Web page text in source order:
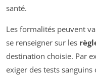
santé.
Les formalités peuvent
se renseigner sur les
destination choisie. Par
exiger des tests